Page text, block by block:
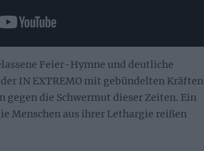
Feier-Hymne und deutliche
IN EXTREMO mit gebündelten Kräften
gegen die Schwermut dieser Zeiten. Ein
Menschen aus ihrer Lethargie reißen